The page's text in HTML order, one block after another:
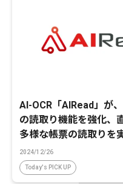
AI-OCR「AIRead」が
の読取り機能を強化、
多様な帳票の読取りを
2024/12/26
Today's PICK UP